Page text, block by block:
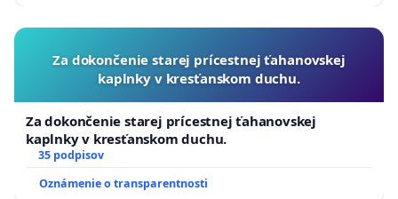
Za dokončenie starej prícestnej ťahanovskej
kaplnky v kresťanskom duchu.
Za dokončenie starej prícestnej ťahanovskej
kaplnky v kresťanskom duchu.
35 podpisov
Oznámenie o transparentnosti